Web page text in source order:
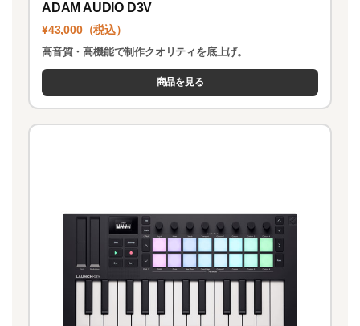
ADAM AUDIO D3V
¥43,000（税込）
高音質・高機能で制作クオリティを底上げ。
商品を見る